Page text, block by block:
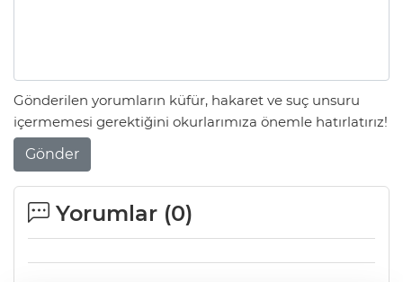
Gönderilen yorumların küfür, hakaret ve suç unsuru
içermemesi gerektiğini okurlarımıza önemle hatırlatırız!
Gönder
Yorumlar (0)